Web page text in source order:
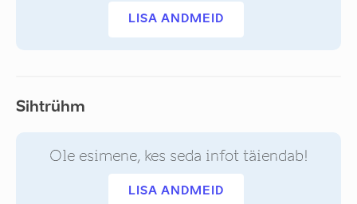
LISA ANDMEID
Sihtrühm
Ole esimene, kes seda infot täiendab!
LISA ANDMEID